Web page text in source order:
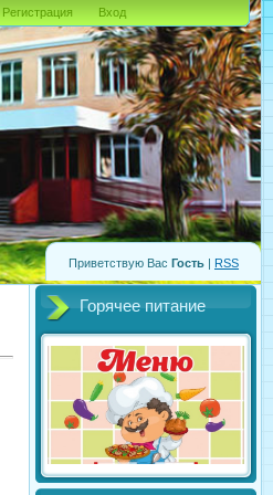
Приветствую Вас Гость | RSS
Регистрация Вход
Горячее питание